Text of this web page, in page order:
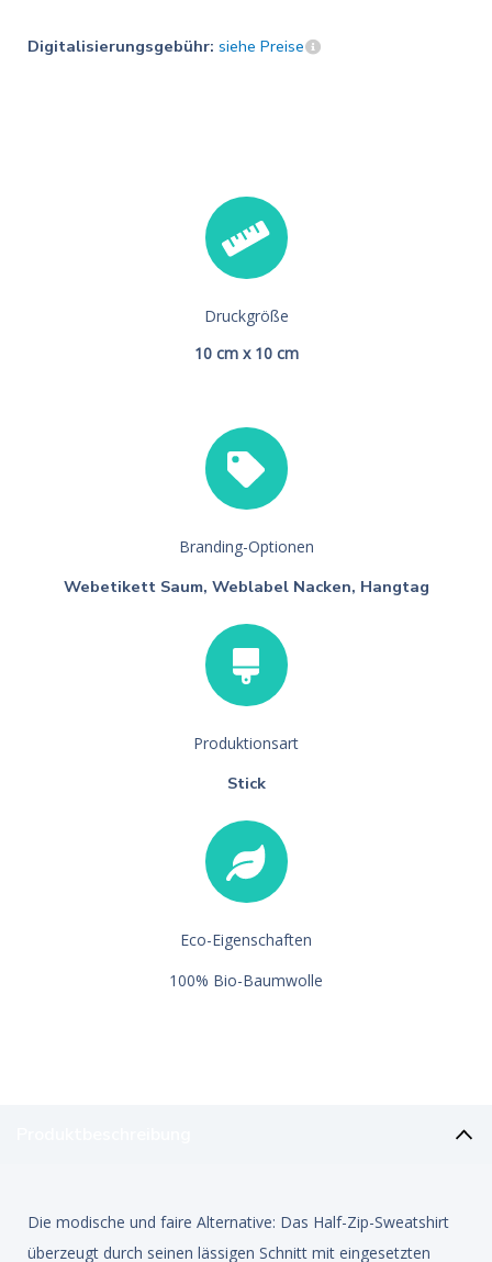
Digitalisierungsgebühr: siehe Preise
Druckgröße
10 cm x 10 cm
Branding-Optionen
Webetikett Saum, Weblabel Nacken, Hangtag
Produktionsart
Stick
Eco-Eigenschaften
100% Bio-Baumwolle
Die modische und faire Alternative: Das Half-Zip-Sweatshirt
überzeugt durch seinen lässigen Schnitt mit eingesetzten